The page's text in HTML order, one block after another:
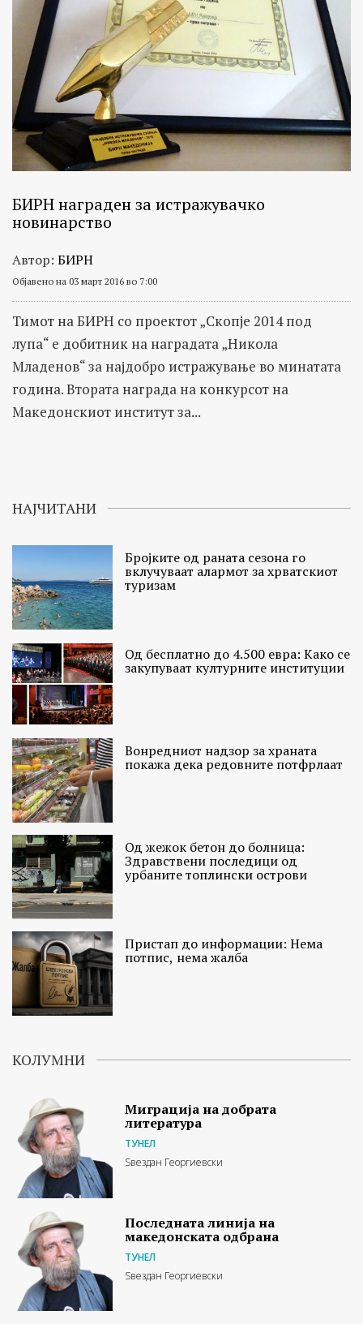
БИРН награден за истражувачко
новинарство
Автор: БИРН
Објавено на 03 март 2016 во 7:00
Тимот на БИРН со проектот „Скопје 2014 под
лупа“ е добитник на наградата „Никола
Младенов“ за најдобро истражување во минатата
година. Втората награда на конкурсот на
Македонскиот институт за...
НАЈЧИТАНИ
Бројките од раната сезона го
вклучуваат алармот за хрватскиот
туризам
Од бесплатно до 4.500 евра: Како се
закупуваат културните институции
Вонредниот надзор за храната
покажа дека редовните потфрлаат
Од жежок бетон до болница:
Здравствени последици од
урбаните топлински острови
Пристап до информации: Нема
потпис, нема жалба
КОЛУМНИ
Миграција на добрата
литература
ТУНЕЛ
Ѕвездан Георгиевски
Последната линија на
македонската одбрана
ТУНЕЛ
Ѕвездан Георгиевски